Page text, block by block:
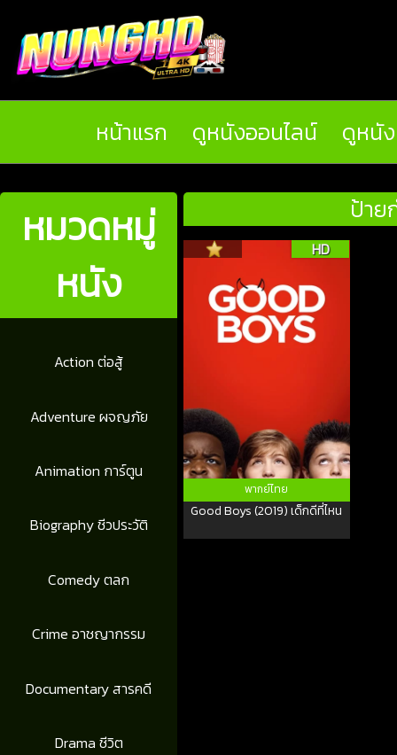
หน้าแรก ดูหนังออนไลน์ ดูหนั
หมวดหมู่
หนัง
Action ต่อสู้
Adventure ผจญภัย
Animation การ์ตูน
Biography ชีวประวัติ
Comedy ตลก
Crime อาชญากรรม
Documentary สารคดี
Drama ชีวิต
ป้าย
HD
พากย์ไทย
Good Boys (2019) เด็กดีที่ไหน